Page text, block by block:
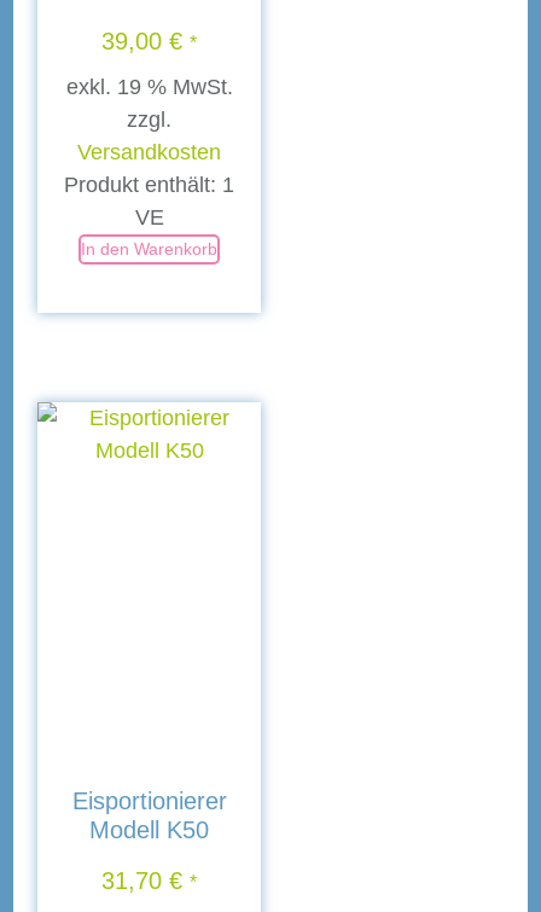
39,00€ *
exkl. 19 % MwSt.
zzgl.
Versandkosten
Produkt enthält: 1
VE
In den Warenkorb
Eisportionierer
Modell K50
31,70€ *